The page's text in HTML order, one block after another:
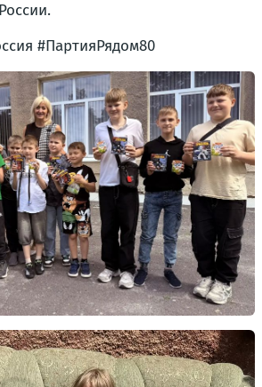
#ПартияРядом80